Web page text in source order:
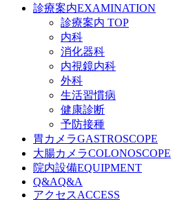
診療案内EXAMINATION
診療案内 TOP
内科
消化器科
内視鏡内科
外科
生活習慣病
健康診断
予防接種
胃カメラGASTROSCOPE
大腸カメラCOLONOSCOPE
院内設備EQUIPMENT
Q&AQ&A
アクセスACCESS